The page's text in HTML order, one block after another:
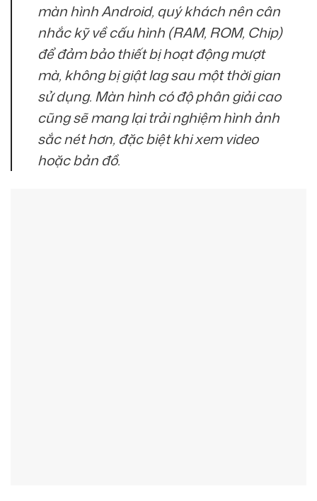
màn hình Android, quý khách nên cân
nhắc kỹ về cấu hình (RAM, ROM, Chip)
để đảm bảo thiết bị hoạt động mượt
mà, không bị giật lag sau một thời gian
sử dụng. Màn hình có độ phân giải cao
cũng sẽ mang lại trải nghiệm hình ảnh
sắc nét hơn, đặc biệt khi xem video
hoặc bản đồ.